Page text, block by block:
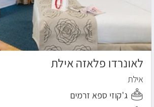
לאונרדו פלאזה אילת
אילת
ג'קוזי ספא זרמים